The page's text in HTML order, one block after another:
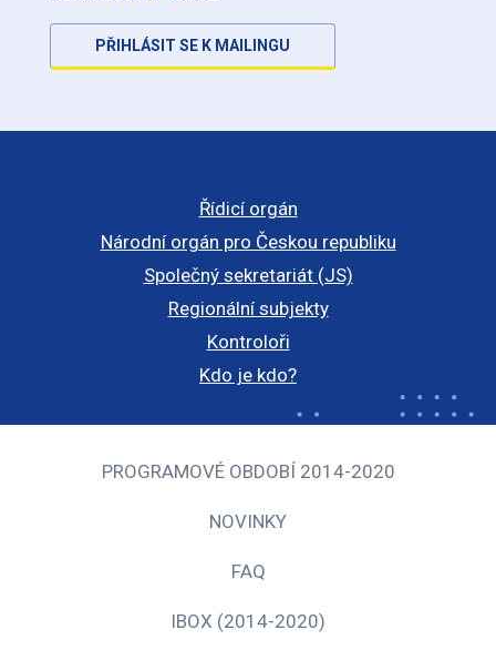
PŘIHLÁSIT SE K MAILINGU
Řídicí orgán
Národní orgán pro Českou republiku
Společný sekretariát (JS)
Regionální subjekty
Kontroloři
Kdo je kdo?
PROGRAMOVÉ OBDOBÍ 2014-2020
NOVINKY
FAQ
IBOX (2014-2020)